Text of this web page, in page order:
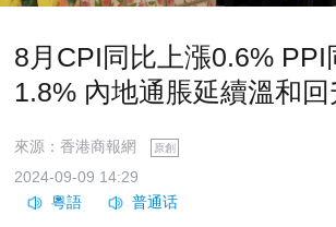
8月CPI同比上漲0.6% PPI
1.8% 內地通脹延續溫和
來源：香港商報網 原創
2024-09-09 14:29